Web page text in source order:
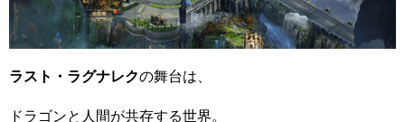
ラスト・ラグナレクの舞台は、
ドラゴンと人間が共存する世界。